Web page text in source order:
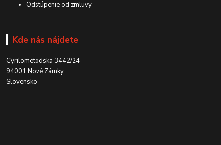
Odstúpenie od zmluvy
Kde nás nájdete
Cyrilometódska 3442/24
94001 Nové Zámky
Slovensko